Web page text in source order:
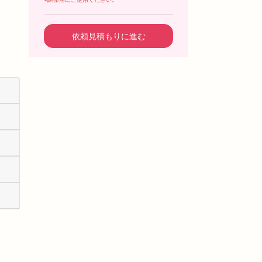
依頼見積もりに進む